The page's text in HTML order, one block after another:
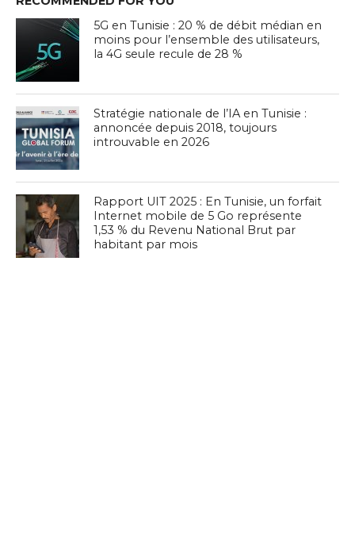
5G en Tunisie : 20 % de débit médian en
moins pour l’ensemble des utilisateurs,
la 4G seule recule de 28 %
Stratégie nationale de l’IA en Tunisie :
annoncée depuis 2018, toujours
introuvable en 2026
Rapport UIT 2025 : En Tunisie, un forfait
Internet mobile de 5 Go représente
1,53 % du Revenu National Brut par
habitant par mois